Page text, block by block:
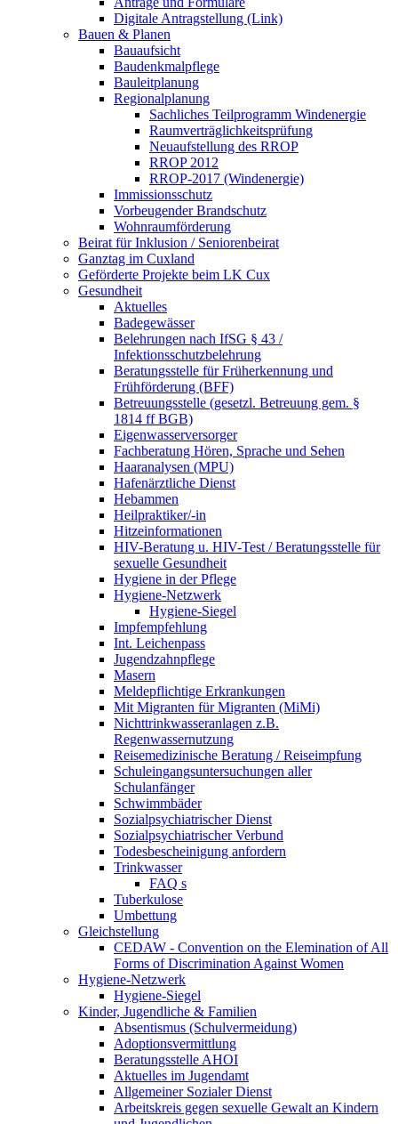
Digitale Antragstellung (Link)
Bauen & Planen
Bauaufsicht
Baudenkmalpflege
Bauleitplanung
Regionalplanung
Sachliches Teilprogramm Windenergie
Raumverträglichkeitsprüfung
Neuaufstellung des RROP
RROP 2012
RROP-2017 (Windenergie)
Immissionsschutz
Vorbeugender Brandschutz
Wohnraumförderung
Beirat für Inklusion / Seniorenbeirat
Ganztag im Cuxland
Geförderte Projekte beim LK Cux
Gesundheit
Aktuelles
Badegewässer
Belehrungen nach IfSG § 43 /
Infektionsschutzbelehrung
Beratungsstelle für Früherkennung und
Frühförderung (BFF)
Betreuungsstelle (gesetzl. Betreuung gem. §
1814 ff BGB)
Eigenwasserversorger
Fachberatung Hören, Sprache und Sehen
Haaranalysen (MPU)
Hafenärztliche Dienst
Hebammen
Heilpraktiker/-in
Hitzeinformationen
HIV-Beratung u. HIV-Test / Beratungsstelle für
sexuelle Gesundheit
Hygiene in der Pflege
Hygiene-Netzwerk
Hygiene-Siegel
Impfempfehlung
Int. Leichenpass
Jugendzahnpflege
Masern
Meldepflichtige Erkrankungen
Mit Migranten für Migranten (MiMi)
Nichttrinkwasseranlagen z.B.
Regenwassernutzung
Reisemedizinische Beratung / Reiseimpfung
Schuleingangsuntersuchungen aller
Schulanfänger
Schwimmbäder
Sozialpsychiatrischer Dienst
Sozialpsychiatrischer Verbund
Todesbescheinigung anfordern
Trinkwasser
FAQ s
Tuberkulose
Umbettung
Gleichstellung
CEDAW - Convention on the Elemination of All
Forms of Discrimination Against Women
Hygiene-Netzwerk
Hygiene-Siegel
Kinder, Jugendliche & Familien
Absentismus (Schulvermeidung)
Adoptionsvermittlung
Beratungsstelle AHOI
Aktuelles im Jugendamt
Allgemeiner Sozialer Dienst
Arbeitskreis gegen sexuelle Gewalt an Kindern